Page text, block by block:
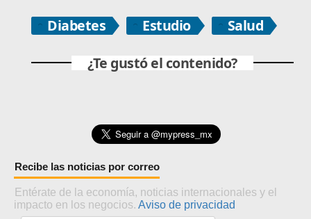
Diabetes Estudio
Salud
¿Te gustó el contenido?
Recibe las noticias por correo
Entérate de la economía, noticias internacionales y el
impacto en los negocios. Aviso de privacidad